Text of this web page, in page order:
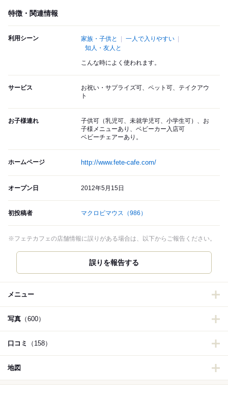
特徴・関連情報
利用シーン 家族・子供と
一人で入りやすい
知人・友人と
こんな時によく使われます。
サービス
お祝い・サプライズ可、ペット可、テイクアウ
ト
お子様連れ
子供可（乳児可、未就学児可、小学生可）、お
子様メニューあり、ベビーカー入店可
ベビーチェアーあり。
ホームページ http://www.fete-cafe.com/
オープン日 2012年5月15日
初投稿者 マクロビマウス （986）
※フェテカフェの店舗情報に誤りがある場合は、以下からご報告ください。
誤りを報告する
メニュー
写真 （600）
口コミ （158）
地図